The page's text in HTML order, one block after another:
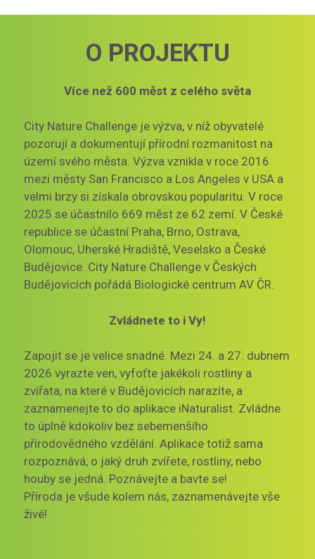
O PROJEKTU
Více než 600 měst z celého světa
City Nature Challenge je výzva, v níž obyvatelé
pozorují a dokumentují přírodní rozmanitost na
území svého města. Výzva vznikla v roce 2016
mezi městy San Francisco a Los Angeles v USA a
velmi brzy si získala obrovskou popularitu. V roce
2025 se účastnilo 669 měst ze 62 zemí. V České
republice se účastní Praha, Brno, Ostrava,
Olomouc, Uherské Hradiště, Veselsko a České
Budějovice. City Nature Challenge v Českých
Budějovicích pořádá Biologické centrum AV ČR.
Zvládnete to i Vy!
Zapojit se je velice snadné. Mezi 24. a 27. dubnem
2026 vyrazte ven, vyfoťte jakékoli rostliny a
zvířata, na které v Budějovicích narazíte, a
zaznamenejte to do aplikace iNaturalist. Zvládne
to úplně kdokoliv bez sebemenšího
přírodovědného vzdělání. Aplikace totiž sama
rozpoznává, o jaký druh zvířete, rostliny, nebo
houby se jedná. Poznávejte a bavte se!
Příroda je všude kolem nás, zaznamenávejte vše
živé!